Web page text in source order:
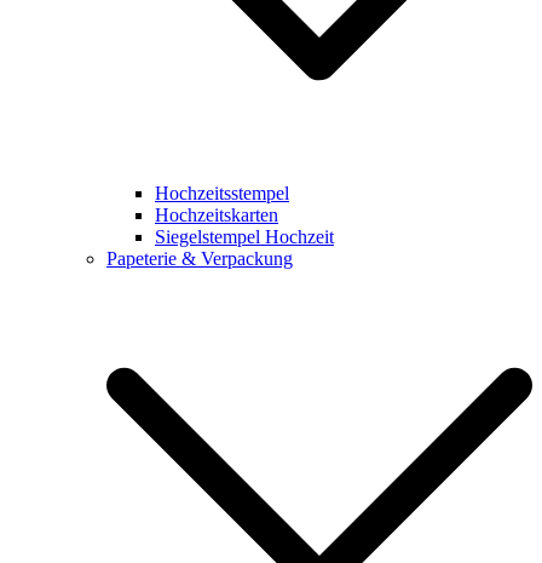
Hochzeitsstempel
Hochzeitskarten
Siegelstempel Hochzeit
Papeterie & Verpackung